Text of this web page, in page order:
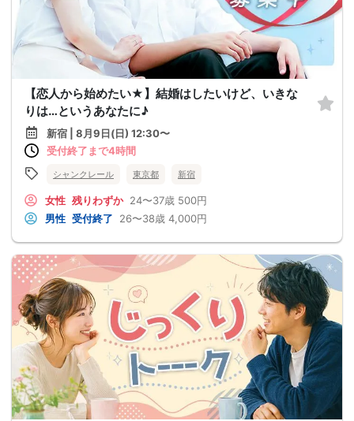
【恋人から始めたい★】結婚はしたいけど、いきな
りは…というあなたに♪
新宿 | 8月9日(日) 12:30〜
受付終了まで4時間
シャンクレール 東京都 新宿
女性 残りわずか 24〜37歳 500円
男性 受付終了 26〜38歳 4,000円